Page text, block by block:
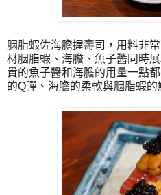
胭脂蝦佐海膽握壽司，用料非
材胭脂蝦、海膽、魚子醬同時
貴的魚子醬和海膽的用量一點
的Q彈、海膽的柔軟與胭脂蝦